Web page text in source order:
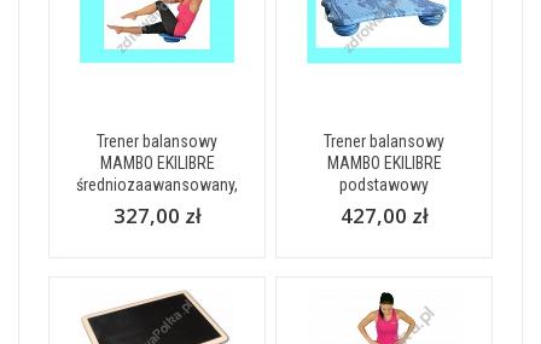
Trener balansowy
MAMBO EKILIBRE
średniozaawansowany,
327,00 zł
Trener balansowy
MAMBO EKILIBRE
podstawowy
427,00 zł